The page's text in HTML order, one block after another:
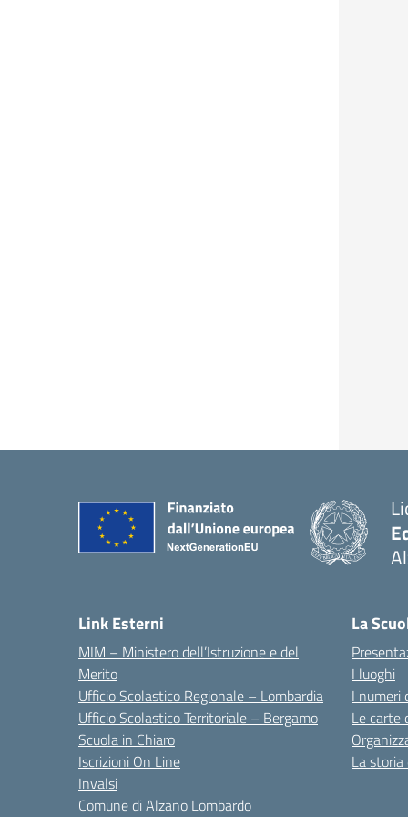
Link Esterni
MIM – Ministero dell’Istruzione e del
Merito
Ufficio Scolastico Regionale – Lombardia
Ufficio Scolastico Territoriale – Bergamo
Scuola in Chiaro
Iscrizioni On Line
Invalsi
Comune di Alzano Lombardo
La
I luoghi
I numeri
Le carte
La